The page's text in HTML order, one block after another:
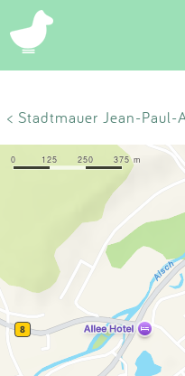
< Stadtmauer Jean-Paul-